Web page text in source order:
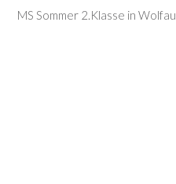
MS Sommer 2.Klasse in Wolfau